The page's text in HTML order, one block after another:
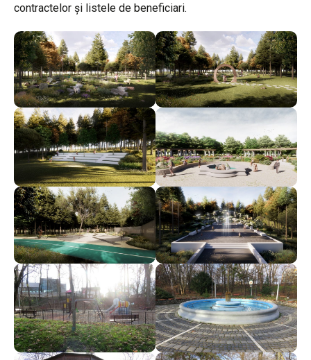
contractelor și listele de beneficiari.